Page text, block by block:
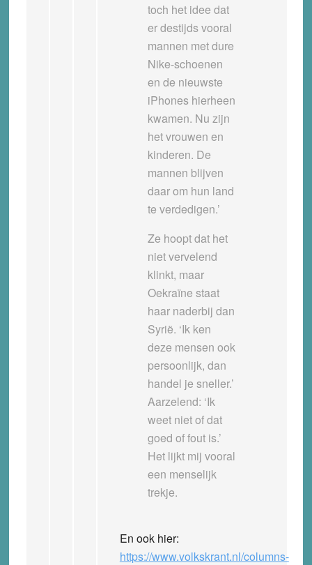
toch het idee dat
er destijds vooral
mannen met dure
Nike-schoenen
en de nieuwste
iPhones hierheen
kwamen. Nu zijn
het vrouwen en
kinderen. De
mannen blijven
daar om hun land
te verdedigen.’
Ze hoopt dat het
niet vervelend
klinkt, maar
Oekraïne staat
haar naderbij dan
Syrië. ‘Ik ken
deze mensen ook
persoonlijk, dan
handel je sneller.’
Aarzelend: ‘Ik
weet niet of dat
goed of fout is.’
Het lijkt mij vooral
een menselijk
trekje.
En ook hier:
https://www.volkskrant.nl/columns-